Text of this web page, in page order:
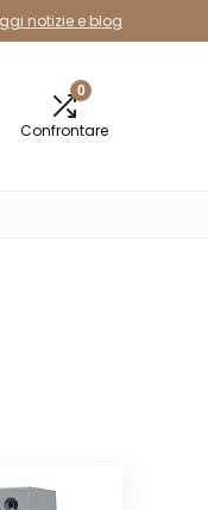
notizie e blog
0
Confrontare